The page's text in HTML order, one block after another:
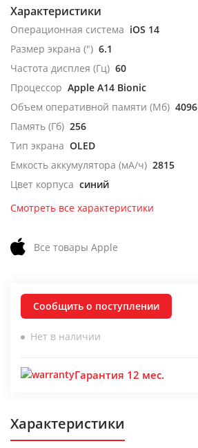
Характеристики
Операционная система iOS 14
Размер экрана (") 6.1
Частота дисплея (Гц) 60
Процессор Apple A14 Bionic
Объем оперативной памяти (Мб) 4096
Память (Гб) 256
Тип экрана OLED
Емкость аккумулятора (мА/ч) 2815
Цвет корпуса синий
Смотреть все характеристики
Все товары Apple
Сообщить о поступлении
Нет в наличии
Гарантия 12 мес.
Характеристики